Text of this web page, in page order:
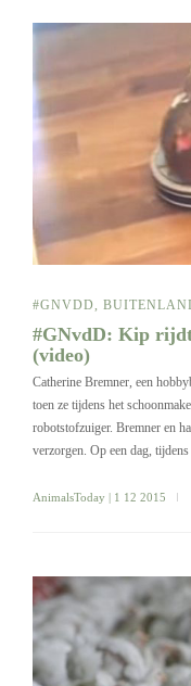
#GNVDD,
#GNvdD: Kip
(video)
Catherine Bremner, een
toen ze tijdens het
robotstofzuiger. Bremner en
verzorgen. Op een dag,
AnimalsToday | 1 12 2015